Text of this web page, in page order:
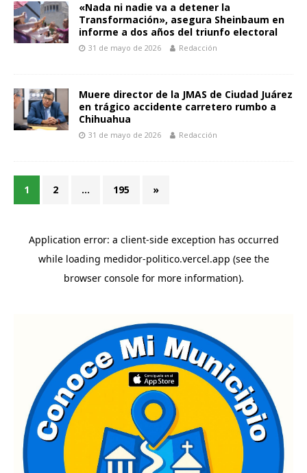
«Nada ni nadie va a detener la
Transformación», asegura Sheinbaum en
informe a dos años del triunfo electoral
31 de mayo de 2026 Redacción
Muere director de la JMAS de Ciudad Juárez
en trágico accidente carretero rumbo a
Chihuahua
31 de mayo de 2026 Redacción
1 2 … 195 »